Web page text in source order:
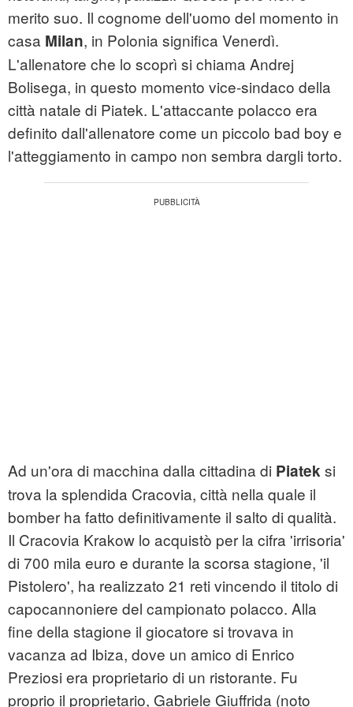
merito suo. Il cognome dell'uomo del momento in
casa Milan, in Polonia significa Venerdì.
L'allenatore che lo scoprì si chiama Andrej
Bolisega, in questo momento vice-sindaco della
città natale di Piatek. L'attaccante polacco era
definito dall'allenatore come un piccolo bad boy e
l'atteggiamento in campo non sembra dargli torto.
Ad un'ora di macchina dalla cittadina di Piateksi
trova la splendida Cracovia, città nella quale il
bomber ha fatto definitivamente il salto di qualità.
Il Cracovia Krakow lo acquistò per la cifra 'irrisoria'
di 700 mila euro e durante la scorsa stagione, 'il
Pistolero', ha realizzato 21 reti vincendo il titolo di
capocannoniere del campionato polacco. Alla
fine della stagione il giocatore si trovava in
vacanza ad Ibiza, dove un amico di Enrico
Preziosi era proprietario di un ristorante. Fu
proprio il proprietario, Gabriele Giuffrida (noto